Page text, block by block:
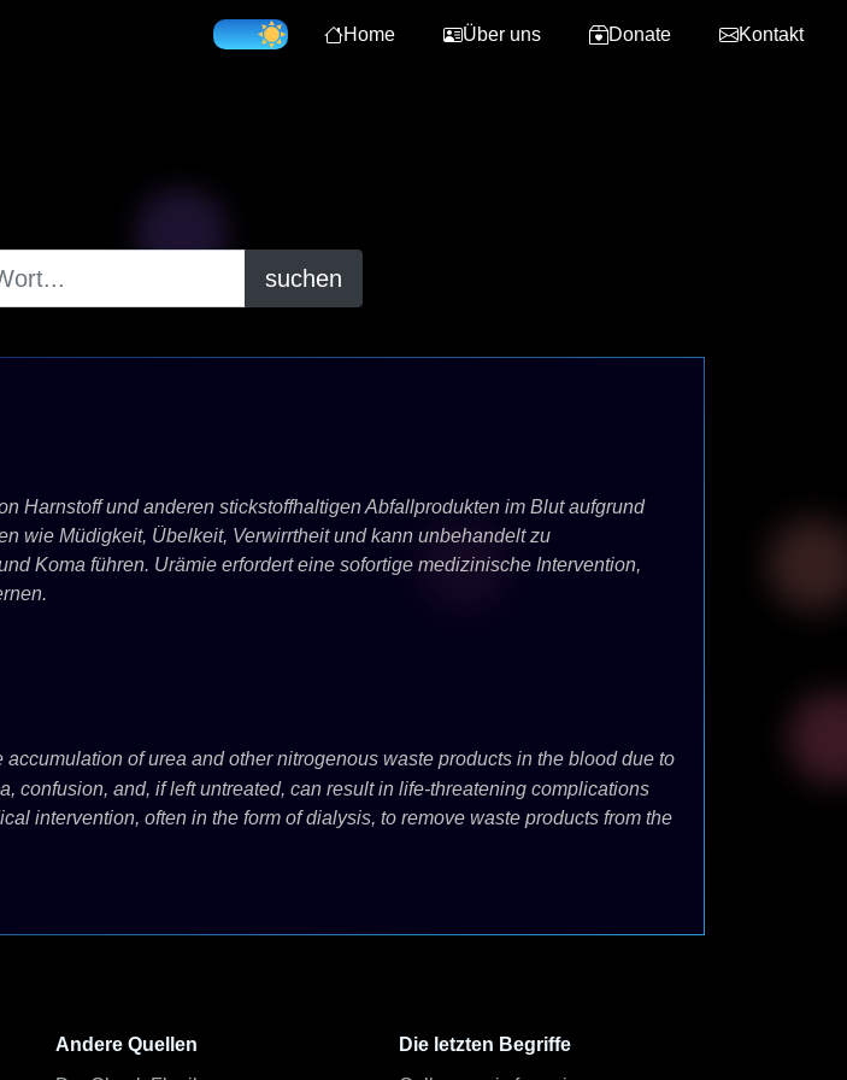
Home Über uns Donate Kontakt
suchen
Harnstoff und anderen stickstoffhaltigen Abfallprodukten im Blut aufgrund
wie Müdigkeit, Übelkeit, Verwirrtheit und kann unbehandelt zu
Koma führen. Urämie erfordert eine sofortige medizinische Intervention,
of urea and other nitrogenous waste products in the blood due to
confusion, and, if left untreated, can result in life-threatening complications
intervention, often in the form of dialysis, to remove waste products from the
Andere Quellen
Die letzten Begriffe